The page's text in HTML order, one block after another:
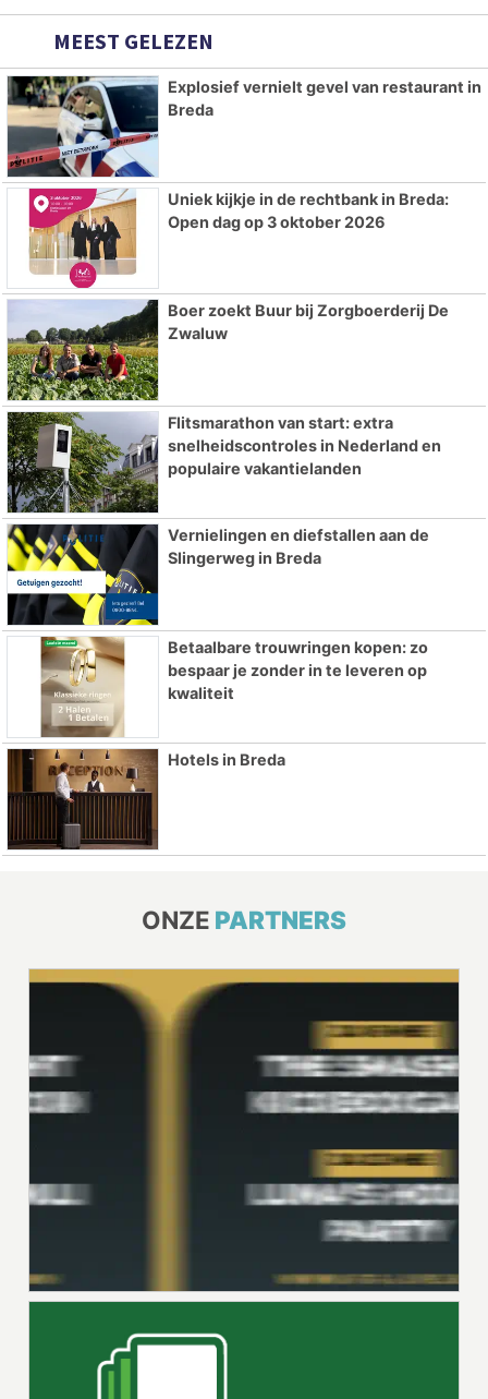
MEEST GELEZEN
Explosief vernielt gevel van restaurant in
Breda
Uniek kijkje in de rechtbank in Breda:
Open dag op 3 oktober 2026
Boer zoekt Buur bij Zorgboerderij De
Zwaluw
Flitsmarathon van start: extra
snelheidscontroles in Nederland en
populaire vakantielanden
Vernielingen en diefstallen aan de
Slingerweg in Breda
Betaalbare trouwringen kopen: zo
bespaar je zonder in te leveren op
kwaliteit
Hotels in Breda
ONZE PARTNERS